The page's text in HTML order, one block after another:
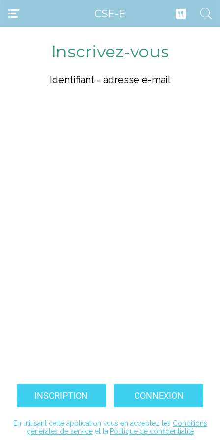
CSE-E
Inscrivez-vous
Identifiant = adresse e-mail
INSCRIPTION CONNEXION
En utilisant cette application vous en acceptez les Conditions
générales de serviceet la Politique de confidentialité